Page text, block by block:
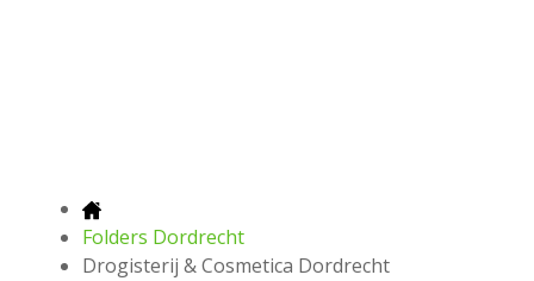
Folders Dordrecht
Drogisterij & Cosmetica Dordrecht